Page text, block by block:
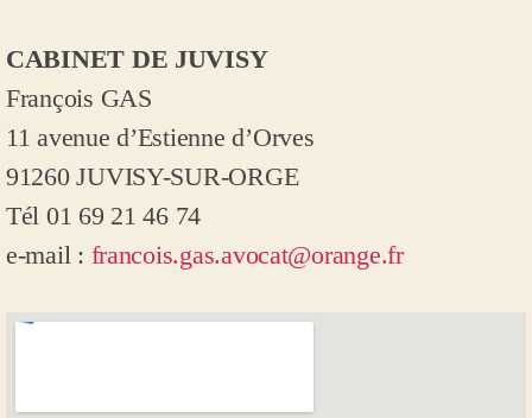
CABINET DE JUVISY
François GAS
11 avenue d’Estienne d’Orves
91260 JUVISY-SUR-ORGE
Tél 01 69 21 46 74
e-mail : francois.gas.avocat@orange.fr